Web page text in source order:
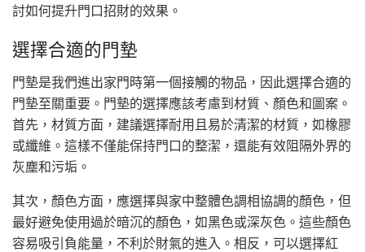
討如何提升門口招財的效果。
選擇合適的門墊
門墊是我們進出家門時第一個接觸的物品，因此選擇合適的
門墊至關重要。門墊的選擇應該考慮到材質、顏色和圖案。
首先，材質方面，建議選擇耐用且易於清潔的材質，如橡膠
或纖維。這樣不僅能保持門口的整潔，還能有效阻隔外界的
灰塵和污垢。
其次，顏色方面，應選擇與家中整體色調相協調的顏色，但
最好避免使用過於暗沉的顏色，如黑色或深灰色。這些顏色
容易吸引負能量，不利於財氣的進入。相反，可以選擇紅